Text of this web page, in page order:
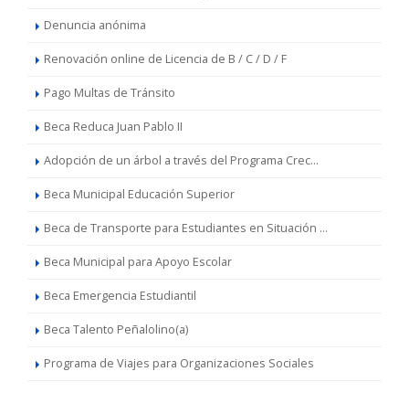
Denuncia anónima
Renovación online de Licencia de B / C / D / F
Pago Multas de Tránsito
Beca Reduca Juan Pablo II
Adopción de un árbol a través del Programa Crec...
Beca Municipal Educación Superior
Beca de Transporte para Estudiantes en Situación ...
Beca Municipal para Apoyo Escolar
Beca Emergencia Estudiantil
Beca Talento Peñalolino(a)
Programa de Viajes para Organizaciones Sociales